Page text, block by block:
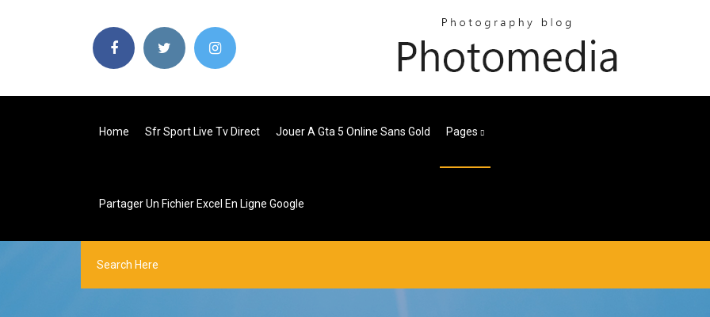
Home Sfr Sport Live Tv Direct Jouer A Gta 5 Online Sans Gold Pages
Partager Un Fichier Excel En Ligne Google